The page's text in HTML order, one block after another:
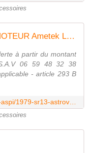
SR13 ASTROVAC MOTEUR MOTEUR Ametek Lamb 119903
à partir du montant
06 59 48 32 38
- article 293 B